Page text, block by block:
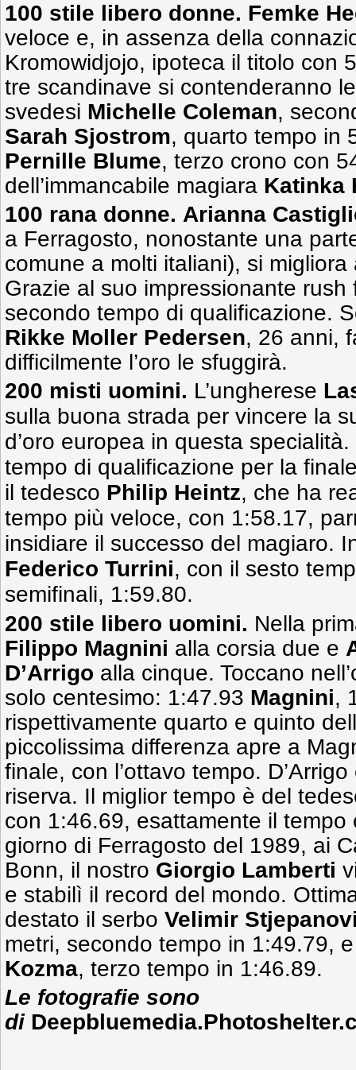
100 stile libero donne. Femke
veloce e, in assenza della
Kromowidjojo, ipoteca il titolo con
tre scandinave si contenderanno
svedesi Michelle Coleman,
Sarah Sjostrom, quarto tempo in
Pernille Blume, terzo crono con
dell’immancabile magiara Katinka
100 rana donne. Arianna
a Ferragosto, nonostante una
comune a molti italiani), si
Grazie al suo impressionante rush
secondo tempo di qualificazione.
Rikke Moller Pedersen, 26 anni,
difficilmente l’oro le sfuggirà.
200 misti uomini. L’ungherese
sulla buona strada per vincere la
d’oro europea in questa
tempo di qualificazione per la
il tedesco Philip Heintz, che ha
tempo più veloce, con 1:58.17,
insidiare il successo del magiaro.
Federico Turrini, con il sesto
semifinali, 1:59.80.
200 stile libero uomini. Nella
Filippo Magnini alla corsia due e
D’Arrigo alla cinque. Toccano
solo centesimo: 1:47.93 Magnini,
rispettivamente quarto e quinto
piccolissima differenza apre a
finale, con l’ottavo tempo.
riserva. Il miglior tempo è del
con 1:46.69, esattamente il tempo
giorno di Ferragosto del 1989, ai
Bonn, il nostro Giorgio Lamberti
e stabilì il record del mondo.
destato il serbo Velimir
metri, secondo tempo in 1:49.79,
Kozma, terzo tempo in 1:46.89.
Le fotografie sono
di